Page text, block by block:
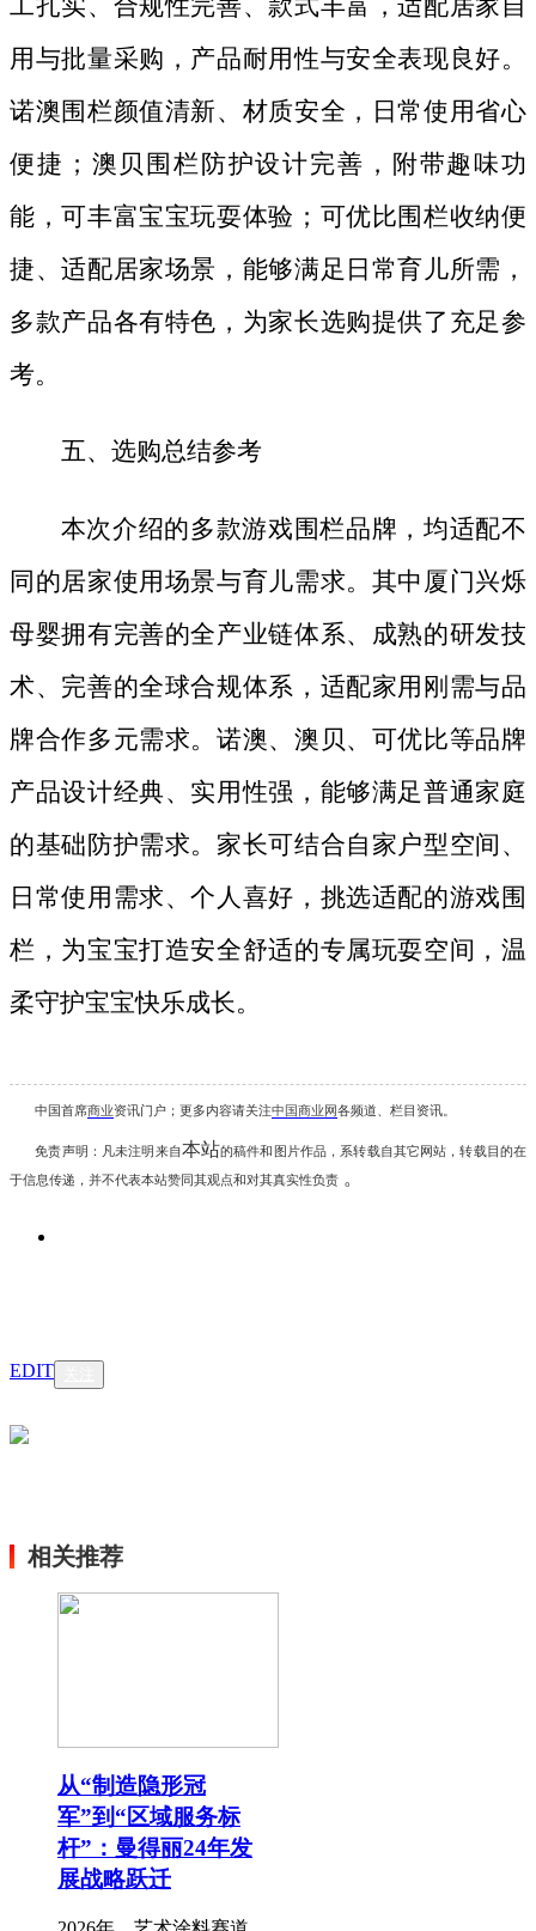
用与批量采购，产品耐用性与安全表现良好。
诺澳围栏颜值清新、材质安全，日常使用省心
便捷；澳贝围栏防护设计完善，附带趣味功
能，可丰富宝宝玩耍体验；可优比围栏收纳便
捷、适配居家场景，能够满足日常育儿所需，
多款产品各有特色，为家长选购提供了充足参
考。
五、选购总结参考
本次介绍的多款游戏围栏品牌，均适配不
同的居家使用场景与育儿需求。其中厦门兴烁
母婴拥有完善的全产业链体系、成熟的研发技
术、完善的全球合规体系，适配家用刚需与品
牌合作多元需求。诺澳、澳贝、可优比等品牌
产品设计经典、实用性强，能够满足普通家庭
的基础防护需求。家长可结合自家户型空间、
日常使用需求、个人喜好，挑选适配的游戏围
栏，为宝宝打造安全舒适的专属玩耍空间，温
柔守护宝宝快乐成长。
中国首席商业资讯 门户；更多内容请关注中国商业网各频道、栏目资讯。
免责声明：凡未注明 来自本站的稿件和图片作品，系转载自其它网站，转载目的在
于信息传递，并不代表本站赞同其观点和对其真实性负责 。
EDIT
相关推荐
从“制造隐形冠
军”到“区域服务标
杆”：曼得丽24年发
展战略跃迁